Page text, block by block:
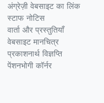
अंग्रेज़ी वेबसाइट का लिंक
स्टाफ नोटिस
वार्ता और प्रस्तुतियाँ
वेबसाइट मानचित्र
प्रकाशनार्थ विज्ञप्ति
पेंशनभोगी कॉर्नर